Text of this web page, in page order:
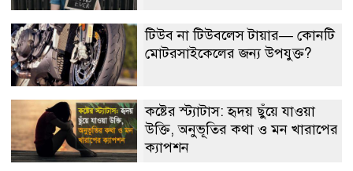
টিউব না টিউবলেস টায়ার— কোনটি
মোটরসাইকেলের জন্য উপযুক্ত?
কষ্টের স্ট্যাটাস: হৃদয় ছুঁয়ে যাওয়া
উক্তি, অনুভূতির কথা ও মন খারাপের
ক্যাপশন